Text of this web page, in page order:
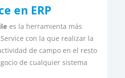
en ERP
es la herramienta más
con la que realizar la
de campo en el resto
de cualquier sistema